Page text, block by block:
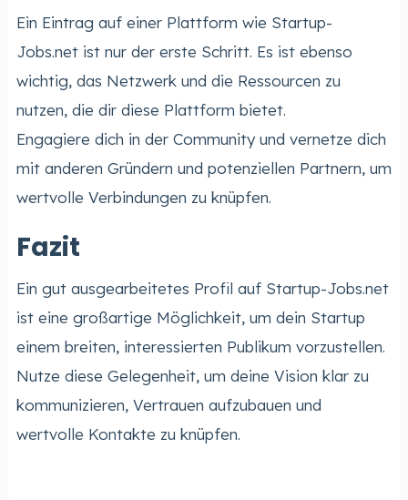
Ein Eintrag auf einer Plattform wie Startup-
Jobs.net ist nur der erste Schritt. Es ist ebenso
wichtig, das Netzwerk und die Ressourcen zu
nutzen, die dir diese Plattform bietet.
Engagiere dich in der Community und vernetze dich
mit anderen Gründern und potenziellen Partnern, um
wertvolle Verbindungen zu knüpfen.
Fazit
Ein gut ausgearbeitetes Profil auf Startup-Jobs.net
ist eine großartige Möglichkeit, um dein Startup
einem breiten, interessierten Publikum vorzustellen.
Nutze diese Gelegenheit, um deine Vision klar zu
kommunizieren, Vertrauen aufzubauen und
wertvolle Kontakte zu knüpfen.